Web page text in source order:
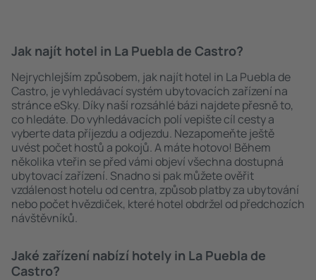
Jak najít hotel in La Puebla de Castro?
Nejrychlejším způsobem, jak najít hotel in La Puebla de
Castro, je vyhledávací systém ubytovacích zařízení na
stránce eSky. Díky naší rozsáhlé bázi najdete přesně to,
co hledáte. Do vyhledávacích polí vepište cíl cesty a
vyberte data příjezdu a odjezdu. Nezapomeňte ještě
uvést počet hostů a pokojů. A máte hotovo! Během
několika vteřin se před vámi objeví všechna dostupná
ubytovací zařízení. Snadno si pak můžete ověřit
vzdálenost hotelu od centra, způsob platby za ubytování
nebo počet hvězdiček, které hotel obdržel od předchozích
návštěvníků.
Jaké zařízení nabízí hotely in La Puebla de
Castro?